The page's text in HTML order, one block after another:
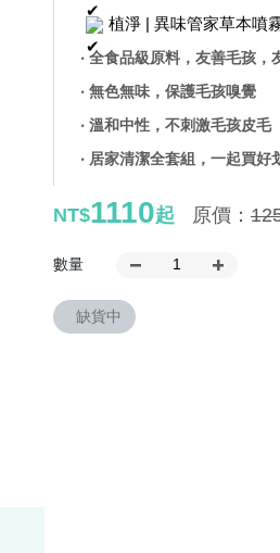
植淨 | 異味管家草本噴
‧ 全食品級原料，友善毛孩，
‧ 無色無味，保護毛孩嗅覺
‧ 溫和中性，不刺激毛孩皮毛
‧ 居家清潔全套組，一起買好
NT$1110起 原價：
數量
缺貨中